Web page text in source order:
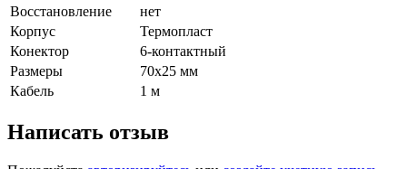
Восстановление
нет
Корпус
Термопласт
Конектор
6-контактный
Размеры
70х25 мм
Кабель
1 м
Написать отзыв